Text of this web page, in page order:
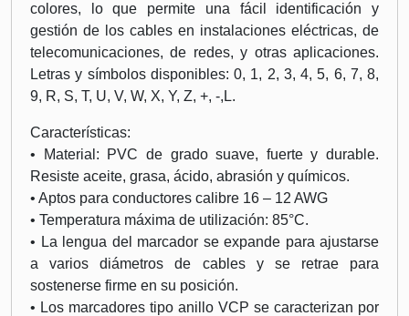
colores, lo que permite una fácil identificación y
gestión de los cables en instalaciones eléctricas, de
telecomunicaciones, de redes, y otras aplicaciones.
Letras y símbolos disponibles: 0, 1, 2, 3, 4, 5, 6, 7, 8,
9, R, S, T, U, V, W, X, Y, Z, +, -,L.
Características:
• Material: PVC de grado suave, fuerte y durable.
Resiste aceite, grasa, ácido, abrasión y químicos.
• Aptos para conductores calibre 16 – 12 AWG
• Temperatura máxima de utilización: 85°C.
• La lengua del marcador se expande para ajustarse
a varios diámetros de cables y se retrae para
sostenerse firme en su posición.
• Los marcadores tipo anillo VCP se caracterizan por